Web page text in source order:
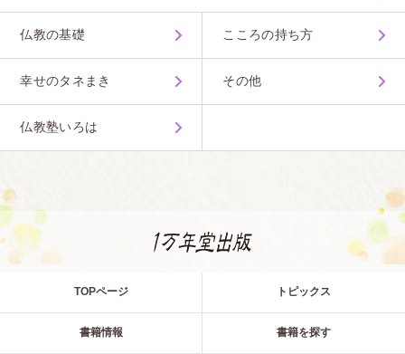
仏教の基礎 こころの持ち方
幸せのタネまき その他
仏教塾いろは
TOPページ トピックス
書籍情報 書籍を探す